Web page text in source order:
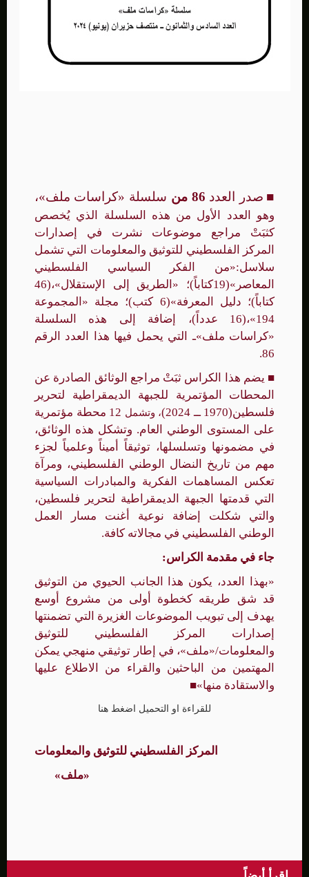
■ صدر العدد سلسلة «كراسات ملف»،
وهو العدد الأول من هذه السلسلة الذي يُخصص
كثبَتْ مراجع موضوعات نشرت في إصدارات
المركز الفلسطيني للتوثيق والمعلومات التي تشمل
سلاسل:«من الفكر السياسي الفلسطيني
المعاصر»(19كتاباً)؛ «الطريق إلى الإستقلال»،(46
كتاباً)؛ دليل المعرفة»(6 كتب)؛ مجلة «المجموعة
194»،(16 عدداً)، إضافة إلى هذه السلسلة
«كراسات ملف»ـ التي يحمل فيها هذا العدد الرقم
86.
■ يضم هذا الكراس ثبَتْ مراجع الوثائق الصادرة عن
المحطات المؤتمرية للجبهة الديمقراطية لتحرير
فلسطين(1970 ــ 2024)
، وتشمل
12 محطة مؤتمرية
على المستوى الوطني العام. وتشكل هذه الوثائق،
في مضمونها وتسلسلها، توثيقاً أميناً وعلمياً لجزء
مهم من تاريخ النضال الوطني الفلسطيني، ومرآة
تعكس المساهمات الفكرية والمبادرات السياسية
التي قدمتها الجبهة الديمقراطية لتحرير فلسطين،
والتي شكلت إضافة نوعية أغنت مسار العمل
الوطني الفلسطيني في مجالاته كافة.
جاء في مقدمة الكراس:
«بهذا العدد، يكون هذا الجانب الحيوي من التوثيق
قد شق طريقه كخطوة أولى من مشروع أوسع
يهدف إلى تبويب الموضوعات الغزيرة التي تضمنتها
إصدارات المركز الفلسطيني للتوثيق
والمعلومات/«ملف»، في إطار توثيقي منهجي يمكن
المهتمين من الباحثين والقراء من الاطلاع عليها
والاستقادة منها»■
للقراءة او التحميل اضغط هنا
المركز الفلسطيني للتوثيق والمعلومات
«ملف»